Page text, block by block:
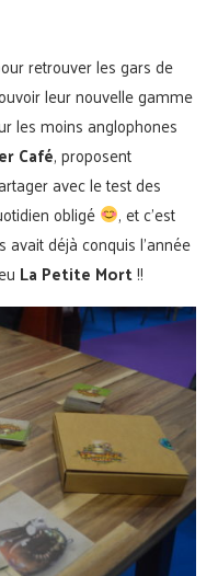
retrouver les gars de
leur nouvelle gamme
les moins anglophones
Café, proposent
avec le test des
obligé
, et c’est
déjà conquis l’année
La Petite Mort!!